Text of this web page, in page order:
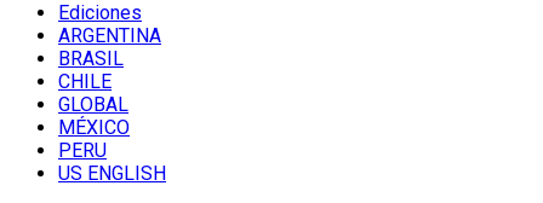
Ediciones
ARGENTINA
BRASIL
CHILE
GLOBAL
MÉXICO
PERU
US ENGLISH